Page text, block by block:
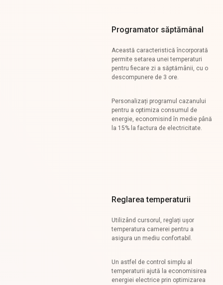
Programator săptămânal
Această caracteristică încorporată
permite setarea unei temperaturi
pentru fiecare zi a săptămânii, cu o
descompunere de 3 ore.
Personalizați programul cazanului
pentru a optimiza consumul de
energie, economisind în medie până
la 15% la factura de electricitate.
Reglarea temperaturii
Utilizând cursorul, reglați ușor
temperatura camerei pentru a
asigura un mediu confortabil.
Un astfel de control simplu al
temperaturii ajută la economisirea
energiei electrice prin optimizarea